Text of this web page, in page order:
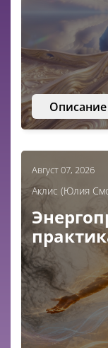
Описание
Август 07, 2026
Аклис (Юлия